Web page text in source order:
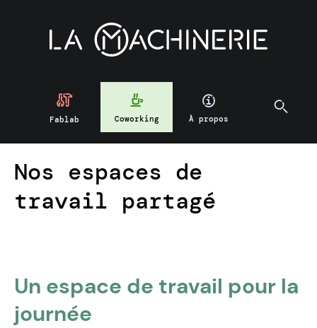
Fablab Coworking À propos
Nos espaces de
travail partagé
Un espace de travail pour la
journée